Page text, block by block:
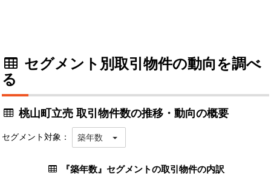
セグメント別取引物件の動向を調べ
る
桃山町立売 取引物件数の推移・動向の概要
セグメント対象： 築年数
『築年数』セグメントの取引物件の内訳